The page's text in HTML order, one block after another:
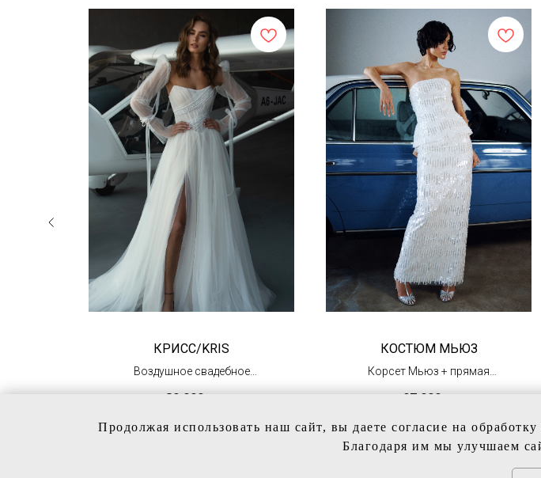
КРИСС/KRIS
Воздушное свадебное
89 000
КОСТЮМ МЬЮЗ
Корсет Мьюз + прямая
97 000
Продолжая использовать наш сайт, вы даете согласие на
Благодаря им мы улучшаем